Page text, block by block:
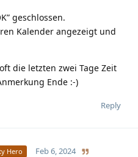
geschlossen.
Kalender angezeigt und
die letzten zwei Tage Zeit
Ende :-)
Reply
Hero Feb 6, 2024